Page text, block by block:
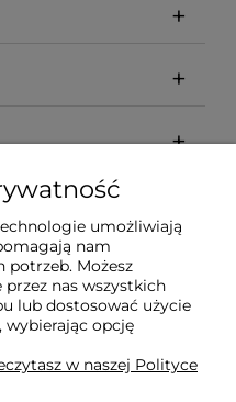
Technologiczne -
Sprzętu
- Pomorskie
umożliwiają
nam
potrzeb. Możesz
nas wszystkich
lub dostosować użycie
opcję
w naszej Polityce